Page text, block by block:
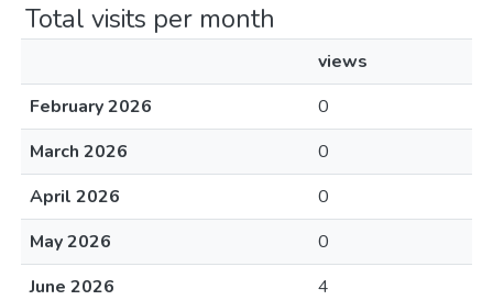
Total visits per month
views
February 2026
0
March 2026
0
April 2026
0
May 2026
0
June 2026
4